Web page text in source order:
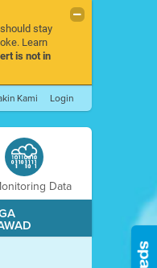
stay
Learn
is not in
Kami Login
Data